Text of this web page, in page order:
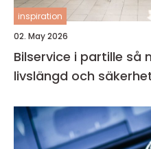
inspiration
02. May 2026
Bilservice i partille så maxar du bilens
livslängd och